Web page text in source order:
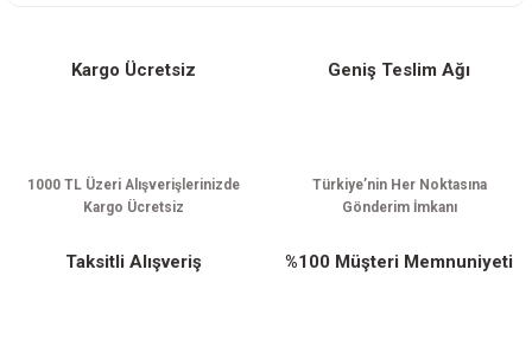
Kargo Ücretsiz
1000 TL Üzeri Alışverişlerinizde
Kargo Ücretsiz
Geniş Teslim Ağı
Türkiye’nin Her Noktasına
Gönderim İmkanı
Taksitli Alışveriş %100 Müşteri Memnuniyeti